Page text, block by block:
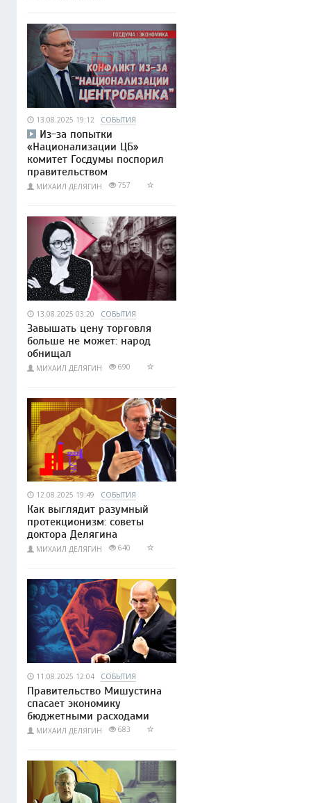
13.08.2025 19:12 СОБЫТИЯ
Из-за попытки
«Национализации ЦБ»
комитет Госдумы поспорил
правительством
МИХАИЛ ДЕЛЯГИН 757
13.08.2025 03:20 СОБЫТИЯ
Завышать цену торговля
больше не может: народ
обнищал
МИХАИЛ ДЕЛЯГИН 690
12.08.2025 19:49 СОБЫТИЯ
Как выглядит разумный
протекционизм: советы
доктора Делягина
МИХАИЛ ДЕЛЯГИН 640
11.08.2025 12:04 СОБЫТИЯ
Правительство Мишустина
спасает экономику
бюджетными расходами
МИХАИЛ ДЕЛЯГИН 683